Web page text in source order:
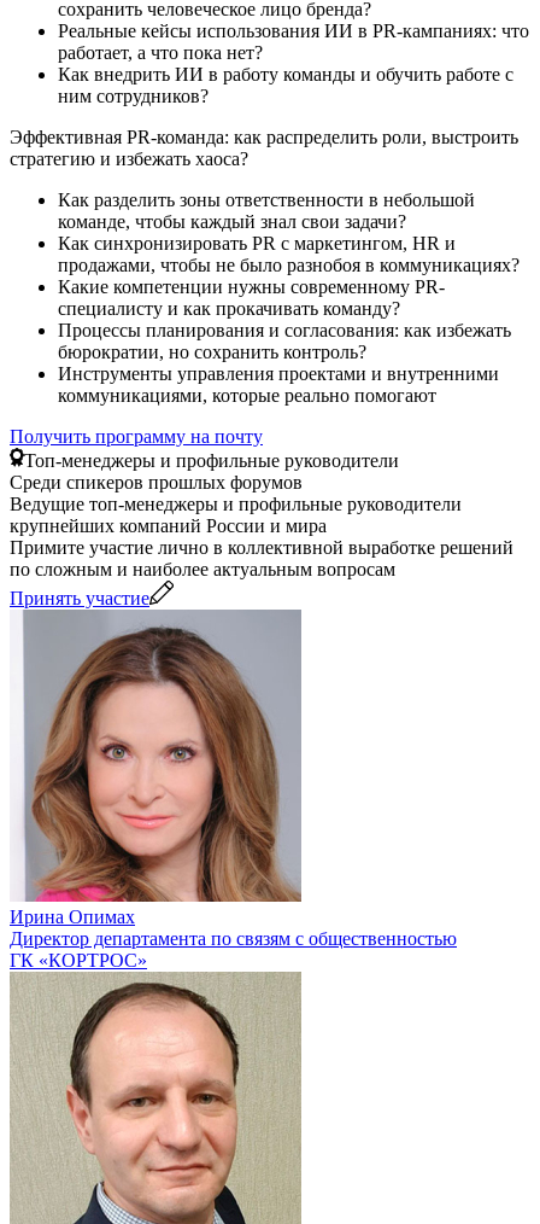
сохранить человеческое лицо бренда?
Реальные кейсы использования ИИ в PR-кампаниях: что
работает, а что пока нет?
Как внедрить ИИ в работу команды и обучить работе с
ним сотрудников?
Эффективная PR-команда: как распределить роли, выстроить
стратегию и избежать хаоса?
Как разделить зоны ответственности в небольшой
команде, чтобы каждый знал свои задачи?
Как синхронизировать PR с маркетингом, HR и
продажами, чтобы не было разнобоя в коммуникациях?
Какие компетенции нужны современному PR-
специалисту и как прокачивать команду?
Процессы планирования и согласования: как избежать
бюрократии, но сохранить контроль?
Инструменты управления проектами и внутренними
коммуникациями, которые реально помогают
Получить программу на почту
Топ-менеджеры и профильные руководители
Среди спикеров прошлых форумов
Ведущие топ-менеджеры и профильные руководители
крупнейших компаний России и мира
Примите участие лично в коллективной выработке решений
по сложным и наиболее актуальным вопросам
Принять участие
Ирина Опимах
Директор департамента по связям с общественностью
ГК «КОРТРОС»